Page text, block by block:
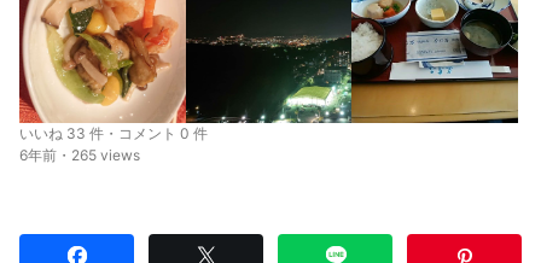
いいね 33 件・コメント 0 件
6年前・265 views